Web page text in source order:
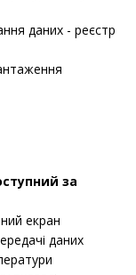
даних - реєстр
за
екран
даних